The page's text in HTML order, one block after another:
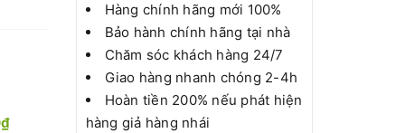
Hàng chính hãng mới 100%
Bảo hành chính hãng tại nhà
Chăm sóc khách hàng 24/7
Giao hàng nhanh chóng 2-4h
Hoàn tiền 200% nếu phát hiện
hàng giả hàng nhái